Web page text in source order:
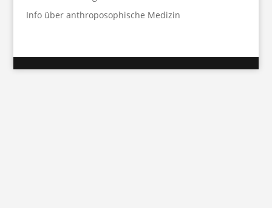
Info über anthroposophische Medizin